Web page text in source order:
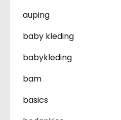
auping
baby kleding
babykleding
bam
basics